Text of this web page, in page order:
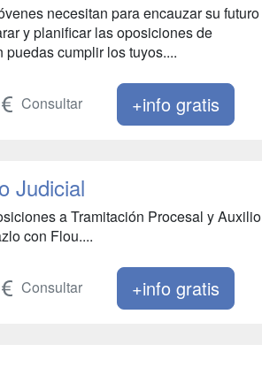
necesitan para encauzar su futuro
y planificar las oposiciones de
cumplir los tuyos....
Consultar +info gratis
Judicial
a Tramitación Procesal y Auxilio
con Flou....
Consultar +info gratis